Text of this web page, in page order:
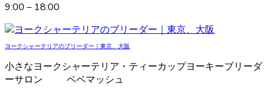
9:00 – 18:00
ヨークシャーテリアのブリーダー｜東京、大阪
小さなヨークシャーテリア・ティーカップヨーキーブリーダ
ーサロン ベベマッシュ